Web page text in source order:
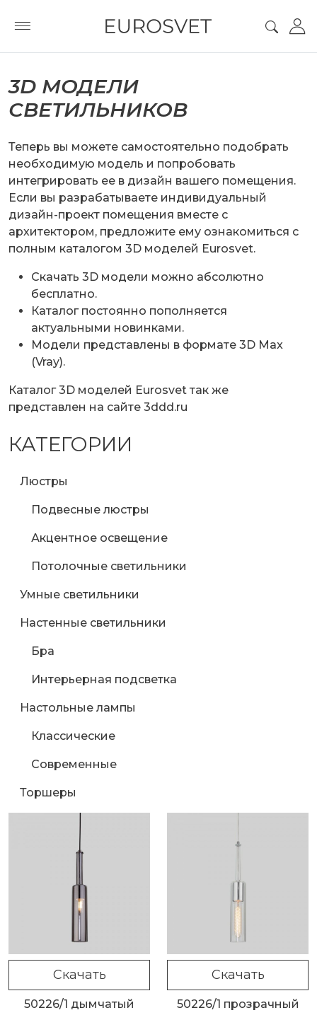
3D МОДЕЛИ
СВЕТИЛЬНИКОВ
Теперь вы можете самостоятельно подобрать
необходимую модель и попробовать
интегрировать ее в дизайн вашего помещения.
Если вы разрабатываете индивидуальный
дизайн-проект помещения вместе с
архитектором, предложите ему ознакомиться с
полным каталогом 3D моделей Eurosvet.
Cкачать 3D модели можно абсолютно
бесплатно.
Каталог постоянно пополняется
актуальными новинками.
Модели представлены в формате 3D Max
(Vray).
Каталог 3D моделей Eurosvet так же
представлен на сайте 3ddd.ru
КАТЕГОРИИ
Люстры
Подвесные люстры
Акцентное освещение
Потолочные светильники
Умные светильники
Настенные светильники
Бра
Интерьерная подсветка
Настольные лампы
Классические
Современные
Торшеры
Скачать
50226/1 дымчатый
Скачать
50226/1 прозрачный